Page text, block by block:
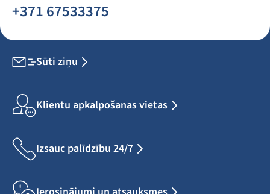
+371 67533375
Sūti ziņu
Klientu apkalpošanas vietas
Izsauc palīdzību 24/7